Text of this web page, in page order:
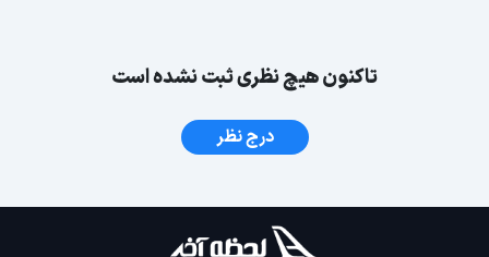
تاکنون هیچ نظری ثبت نشده است
درج نظر